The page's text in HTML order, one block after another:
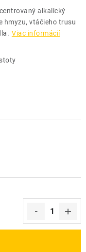
alkalický
hmyzu, vtáčieho trusu
Viac informácií